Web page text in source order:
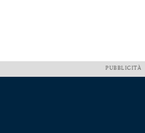
PUBBLICITÀ